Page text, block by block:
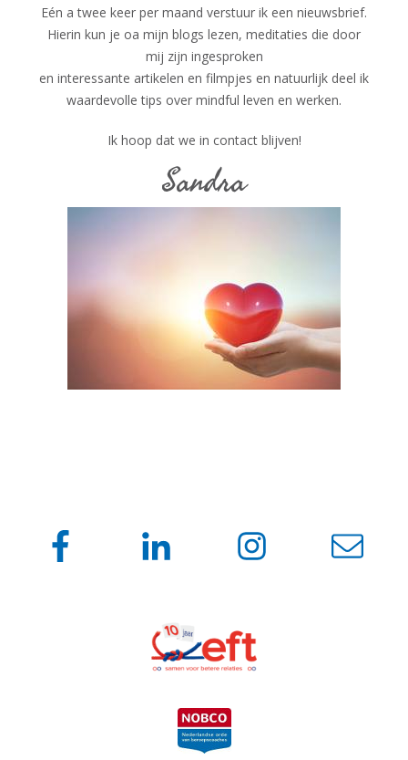
Eén a twee keer per maand verstuur ik een nieuwsbrief.
Hierin kun je oa mijn blogs lezen, meditaties die door
mij zijn ingesproken
en interessante artikelen en filmpjes en natuurlijk deel ik
waardevolle tips over mindful leven en werken.
Ik hoop dat we in contact blijven!
Sandra